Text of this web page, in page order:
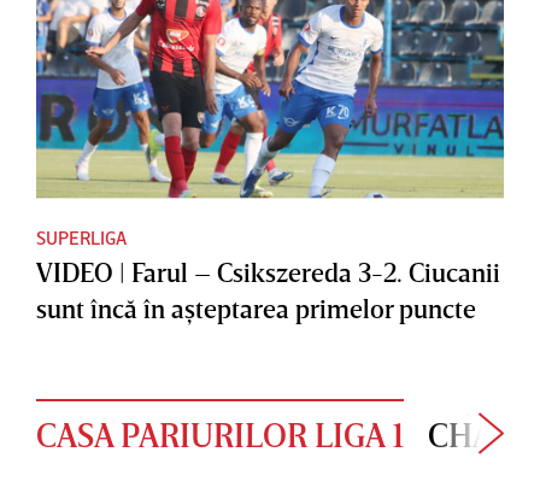
SUPERLIGA
VIDEO | Farul – Csikszereda 3-2. Ciucanii
sunt încă în aşteptarea primelor puncte
CASA PARIURILOR LIGA 1